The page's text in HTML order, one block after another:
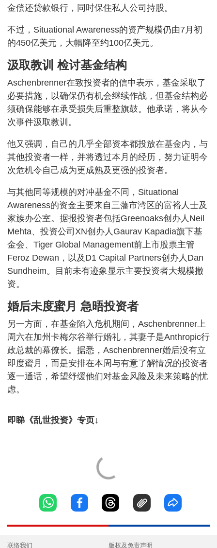
金偿还贷款银行，同时保住私人公司持股。
不过，Situational Awareness的资产规模仍由7月初
的450亿美元，大幅降至约100亿美元。
汲取教训 检讨基金结构
Aschenbrenner在致投资者的信中表示，基金采取了
必要措施，以确保仍有机会继续作战，但基金结构必
须确保能够在承受损失后重整旗鼓。他承诺，将从今
次事件汲取教训。
他又强调，自己的几乎全部资本都投放在基金内，与
其他投资者一样，并将透过本月的经历，努力证明今
次危机令自己成为更成熟及更强的投资者。
与其他同等规模的对冲基金不同，Situational
Awareness的资金主要来自三藩市湾区的富裕人士及
家族办公室。据报投资者包括Greenoaks创办人Neil
Mehta、投资公司XN创办人Gaurav Kapadia旗下基
金会、Tiger Global Management前上市股票主管
Feroz Dewan，以及D1 Capital Partners创办人Dan
Sundheim。目前未有迹象显示主要投资者大规模撤
资。
婚后未度蜜月 急晤投资者
另一方面，在基金陷入危机期间，Aschenbrenner上
周六在加州卡梅尔谷举行婚礼，其妻子是Anthropic行
政总裁的幕僚长。据悉，Aschenbrenner婚后没有立
即度蜜月，而是安排在本周与有意了解情况的投资者
逐一通话，希望纾缓他们对基金风险及未来策略的忧
虑。
即睇《乱世投资》专页↓
联络我们 版权及免责声明